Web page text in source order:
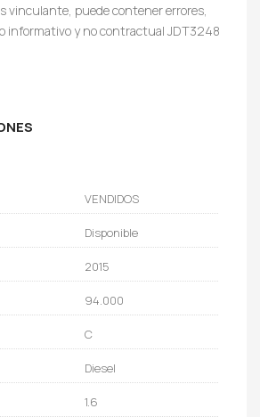
vinculante, puede contener errores,
informativo y no contractual JDT3248
VENDIDOS
Disponible
2015
94.000
C
Diesel
1.6